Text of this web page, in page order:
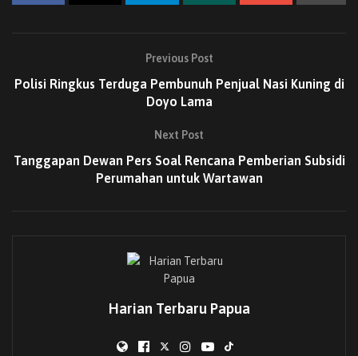
adalah kunci utama untuk memajukan Papua
Pegunungan. “Kita harus meninggalkan ego dan
perbedaan, serta bekerja sama untuk membangun Papua
Pegunungan yang lebih baik,” tegasnya. Beliau berharap
untuk bahu-membahu membangun daerah yang lebih
ribuan masyarakat yang hadir dalam pesta rakyat
tersebut. “Kami sangat berbahagia atas semangat ribuan
rakyat yang telah menghadiri momentum pesta rakyat
Previous Post
Polisi Ringkus Terduga Pembunuh Penjual Nasi Kuning di
Doyo Lama
Next Post
Tanggapan Dewan Pers Soal Rencana Pemberian Subsidi
Perumahan untuk Wartawan
Harian Terbaru Papua